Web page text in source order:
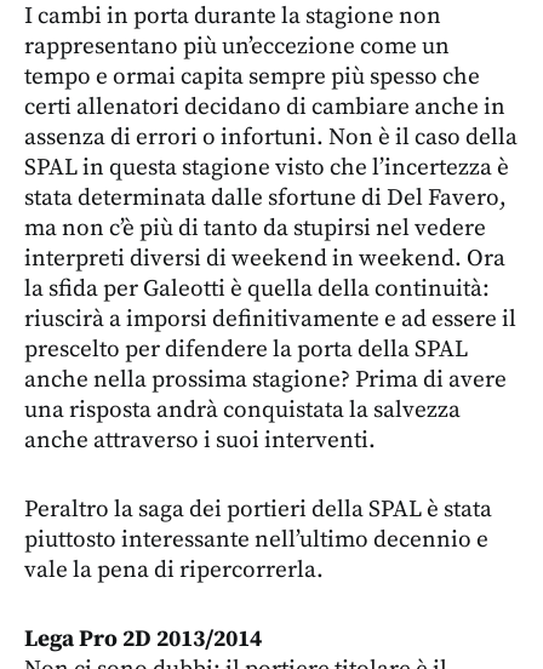
I cambi in porta durante la stagione non
rappresentano più un’eccezione come un
tempo e ormai capita sempre più spesso che
certi allenatori decidano di cambiare anche in
assenza di errori o infortuni. Non è il caso della
SPAL in questa stagione visto che l’incertezza è
stata determinata dalle sfortune di Del Favero,
ma non c’è più di tanto da stupirsi nel vedere
interpreti diversi di weekend in weekend. Ora
la sfida per Galeotti è quella della continuità:
riuscirà a imporsi definitivamente e ad essere il
prescelto per difendere la porta della SPAL
anche nella prossima stagione? Prima di avere
una risposta andrà conquistata la salvezza
anche attraverso i suoi interventi.
Peraltro la saga dei portieri della SPAL è stata
piuttosto interessante nell’ultimo decennio e
vale la pena di ripercorrerla.
Lega Pro 2D 2013/2014